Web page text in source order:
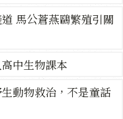
馬公蒼燕鷗繁殖引關
中生物課本
動物救治，不是童話